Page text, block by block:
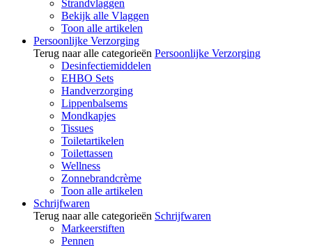
Strandvlaggen
Bekijk alle Vlaggen
Toon alle artikelen
Persoonlijke Verzorging
Terug naar alle categorieën Persoonlijke Verzorging
Desinfectiemiddelen
EHBO Sets
Handverzorging
Lippenbalsems
Mondkapjes
Tissues
Toiletartikelen
Toilettassen
Wellness
Zonnebrandcrème
Toon alle artikelen
Schrijfwaren
Terug naar alle categorieën Schrijfwaren
Markeerstiften
Pennen